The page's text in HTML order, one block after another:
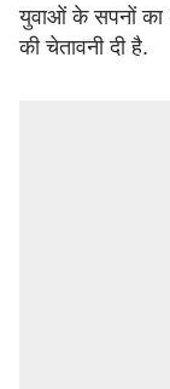
युवाओं के सपनों का
की चेतावनी दी है.